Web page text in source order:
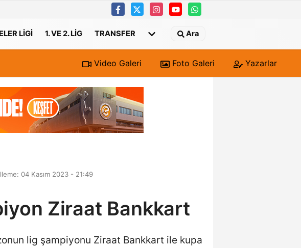
LIGI 1. VE 2. LIG TRANSFER Ara
Video Galeri Foto Galeri Yazarlar
04 Kasım 2023 - 21:49
Ziraat Bankkart
lig şampiyonu Ziraat Bankkart ile kupa